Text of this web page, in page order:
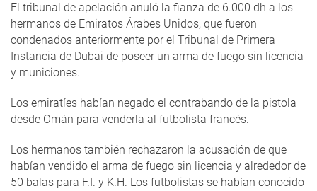
El tribunal de apelación anuló la fianza de 6.000 dh a los
hermanos de Emiratos Árabes Unidos, que fueron
condenados anteriormente por el Tribunal de Primera
Instancia de Dubai de poseer un arma de fuego sin licencia
y municiones.
Los emiratíes habían negado el contrabando de la pistola
desde Omán para venderla al futbolista francés.
Los hermanos también rechazaron la acusación de que
habían vendido el arma de fuego sin licencia y alrededor de
50 balas para F.I. y K.H. Los futbolistas se habían conocido